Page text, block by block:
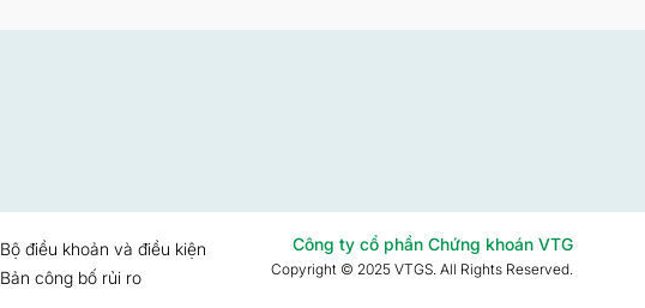
Bộ điều khoản và điều kiện
Bản công bố rủi ro
Công ty cổ phần Chứng khoán VTG
Copyright © 2025 VTGS. All Rights Reserved.